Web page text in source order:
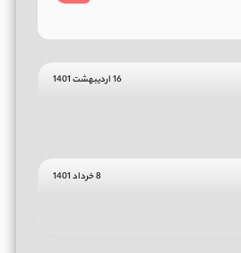
16 اردیبهشت 1401
8 خرداد 1401